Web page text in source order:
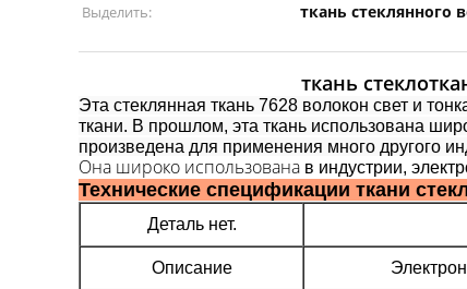
Выделить:
ткань стеклянного
ткань
Эта стеклянная ткань 7628 волокон свет и
ткани. В прошлом, эта ткань использована
произведена для применения много другого
Она широко использована в индустрии,
Технические спецификации ткани
Деталь нет.
Описание